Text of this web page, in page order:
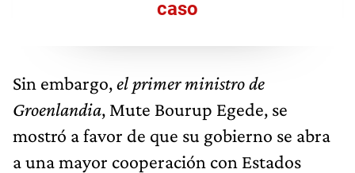
caso
Sin embargo,el primer ministro de
Groenlandia, Mute Bourup Egede, se
mostró a favor de que su gobierno se abra
a una mayor cooperación con Estados